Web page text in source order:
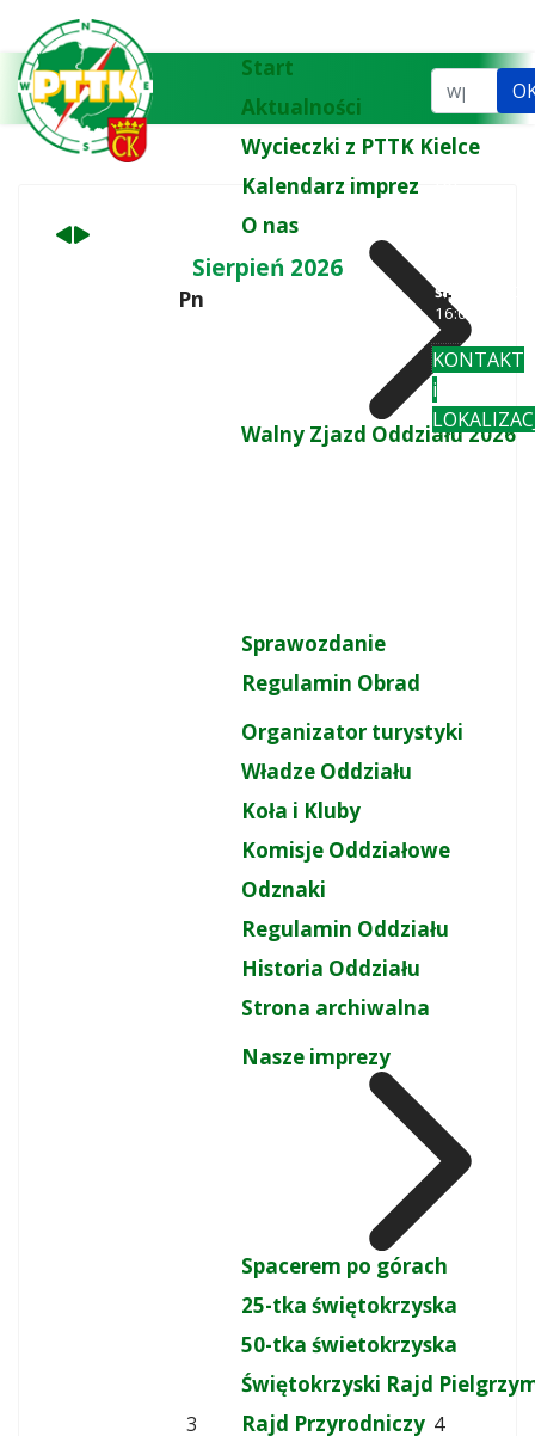
Start
Aktualności
Wycieczki z PTTK Kielce
Kalendarz imprez
O nas
Walny Zjazd Oddziału 2026
Sprawozdanie
Regulamin Obrad
Organizator turystyki
Władze Oddziału
Koła i Kluby
Komisje Oddziałowe
Odznaki
Regulamin Oddziału
Historia Oddziału
Strona archiwalna
Nasze imprezy
Spacerem po górach
25-tka świętokrzyska
50-tka świetokrzyska
Świętokrzyski Rajd
Rajd Przyrodniczy
Szukaj...
śr-pi
16:00
KONTAKT
i
miesiąc
miesiąc
Sierpień 2026
Pn Wt
3 4